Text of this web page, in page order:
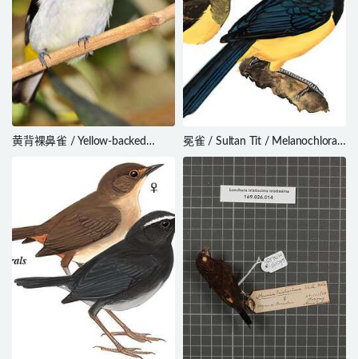
黄背裸鼻雀 / Yellow-backed
冕雀 / Sultan Tit / Melanochlora
sultanea